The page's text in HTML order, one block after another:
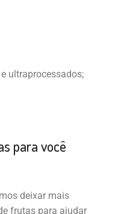
ultraprocessados;
para você
deixar mais
frutas para ajudar